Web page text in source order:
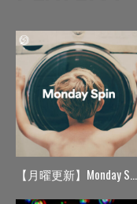
【月曜更新】Monday Spin